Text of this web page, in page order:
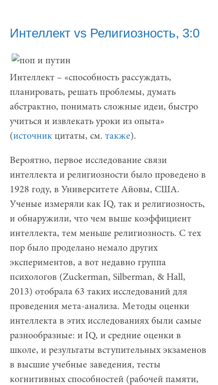
Интеллект vs Религиозность, 3:0
Интеллект – «способность рассуждать,
планировать, решать проблемы, думать
абстрактно, понимать сложные идеи, быстро
учиться и извлекать уроки из опыта»
(источник цитаты, см. также).
Вероятно, первое исследование связи
интеллекта и религиозности было проведено в
1928 году, в Университете Айовы, США.
Ученые измеряли как IQ, так и религиозность,
и обнаружили, что чем выше коэффициент
интеллекта, тем меньше религиозность. С тех
пор было проделано немало других
экспериментов, а вот недавно группа
психологов (Zuckerman, Silberman, & Hall,
2013) отобрала 63 таких исследований для
проведения мета-анализа. Методы оценки
интеллекта в этих исследованиях были самые
разнообразные: и IQ, и средние оценки в
школе, и результаты вступительных экзаменов
в высшие учебные заведения, тесты
когнитивных способностей (рабочей памяти,